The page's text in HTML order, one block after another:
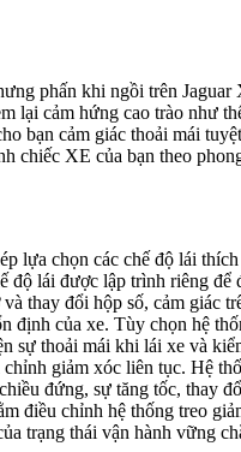
phấn khi ngồi trên Jaguar
lại cảm hứng cao trào như
bạn cảm giác thoải mái
chiếc XE của bạn theo
lựa chọn các chế độ lái
độ lái được lập trình riêng để
thay đổi hộp số, cảm giác
định của xe. Tùy chọn hệ
sự thoải mái khi lái xe và
giảm xóc liên tục. Hệ
đứng, sự tăng tốc, thay
điều chỉnh hệ thống treo
trạng thái vận hành vững